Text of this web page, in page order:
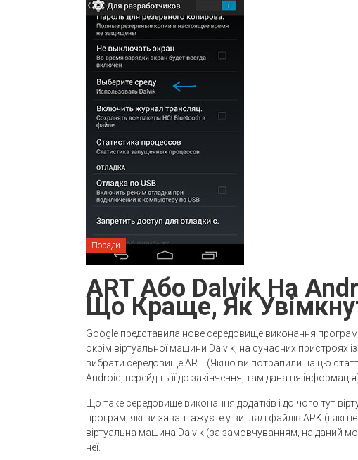
Поради
ART Або Dalvik На
Що Краще, Як
Google представила нове середовище виконання
окрім віртуальної машини Dalvik, на сучасних пристроях
вибрати середовище ART. (Якщо ви потрапили на цю
Android, перейдіть її до закінчення, там дана ця
Що таке середовище виконання додатків і до чого тут
програм, які ви завантажуєте у вигляді файлів APK (і
віртуальна машина Dalvik (за замовчуванням, на даний
неї.